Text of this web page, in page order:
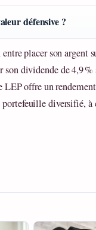
défensive ?
placer son argent
dividende de 4,9
offre un
diversifié,